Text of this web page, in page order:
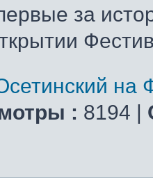
за
на
: 8194 |